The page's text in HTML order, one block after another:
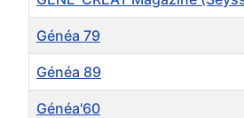
Généa 79
Généa 89
Généa'60